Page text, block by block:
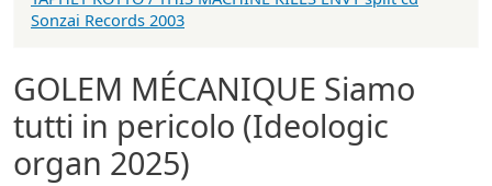
GOLEM MÉCANIQUE Siamo
tutti in pericolo (Ideologic
organ 2025)
Sonzai Records 2003